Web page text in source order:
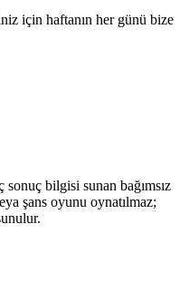
için haftanın her günü bize
sonuç bilgisi sunan bağımsız
şans oyunu oynatılmaz;